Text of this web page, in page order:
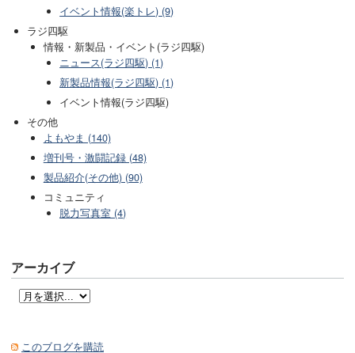
イベント情報(楽トレ) (9)
ラジ四駆
情報・新製品・イベント(ラジ四駆)
ニュース(ラジ四駆) (1)
新製品情報(ラジ四駆) (1)
イベント情報(ラジ四駆)
その他
よもやま (140)
増刊号・激闘記録 (48)
製品紹介(その他) (90)
コミュニティ
脱力写真室 (4)
アーカイブ
このブログを購読